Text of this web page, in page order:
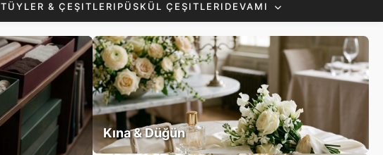
TÜYLER & ÇEŞITLERI PÜSKÜL ÇEŞITLERI DEVAMI
Kına & Düğün